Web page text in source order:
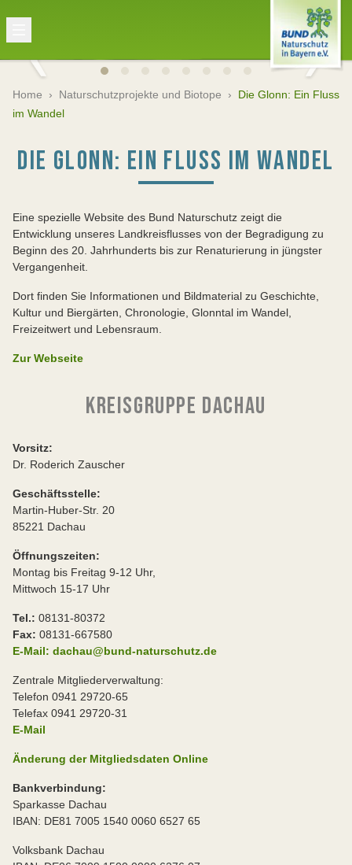
Home › Naturschutzprojekte und Biotope › Die Glonn: Ein Fluss
im Wandel
DIE GLONN: EIN FLUSS IM WANDEL
Eine spezielle Website des Bund Naturschutz zeigt die
Entwicklung unseres Landkreisflusses von der Begradigung zu
Beginn des 20. Jahrhunderts bis zur Renaturierung in jüngster
Vergangenheit.
Dort finden Sie Informationen und Bildmaterial zu Geschichte,
Kultur und Biergärten, Chronologie, Glonntal im Wandel,
Freizeitwert und Lebensraum.
Zur Webseite
KREISGRUPPE DACHAU
Vorsitz:
Dr. Roderich Zauscher
Geschäftsstelle:
Martin-Huber-Str. 20
85221 Dachau
Öffnungszeiten:
Montag bis Freitag 9-12 Uhr,
Mittwoch 15-17 Uhr
Tel.: 08131-80372
Fax: 08131-667580
E-Mail: dachau@bund-naturschutz.de
Zentrale Mitgliederverwaltung:
Telefon 0941 29720-65
Telefax 0941 29720-31
E-Mail
Änderung der Mitgliedsdaten Online
Bankverbindung:
Sparkasse Dachau
IBAN: DE81 7005 1540 0060 6527 65
Volksbank Dachau